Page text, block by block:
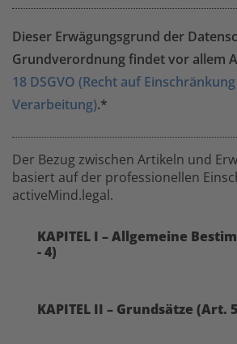
Dieser Erwägungsgrund der
Grundverordnung findet vor allem
18 DSGVO (Recht auf
Verarbeitung).*
Der Bezug zwischen Artikeln und
basiert auf der professionellen
activeMind.legal.
KAPITEL I – Allgemeine
- 4)
KAPITEL II – Grundsätze (Art.